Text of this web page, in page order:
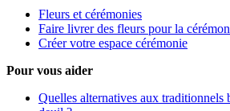
Fleurs et cérémonies
Faire livrer des fleurs pour la
Créer votre espace cérémonie
Pour vous aider
Quelles alternatives aux traditionnels